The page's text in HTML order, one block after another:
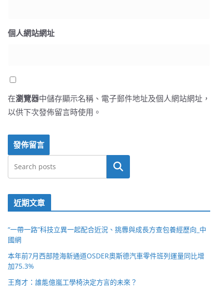
個人網站網址
在瀏覽器中儲存顯示名稱、電子郵件地址及個人網站網址，
以供下次發佈留言時使用。
搜尋
近期文章
“一帶一路”科技立異一起配合近況、挑釁與成長方查包養經歷向_中
國網
本年前7月西部陸海新通道OSDER奧斯德汽車零件班列運量同比增
加75.3%
王育才：誰能億嵐工學椅決定方言的未來？